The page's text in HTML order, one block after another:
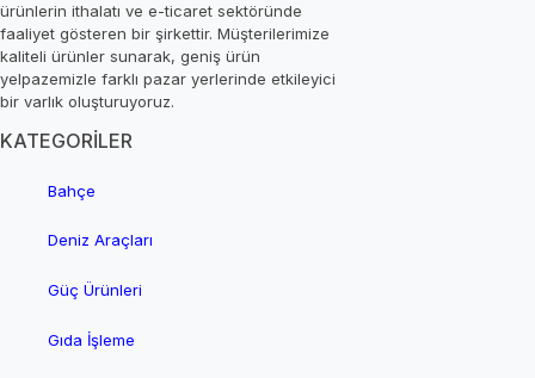
ürünlerin ithalatı ve e-ticaret sektöründe
faaliyet gösteren bir şirkettir. Müşterilerimize
kaliteli ürünler sunarak, geniş ürün
yelpazemizle farklı pazar yerlerinde etkileyici
bir varlık oluşturuyoruz.
KATEGORİLER
Bahçe
Deniz Araçları
Güç Ürünleri
Gıda İşleme